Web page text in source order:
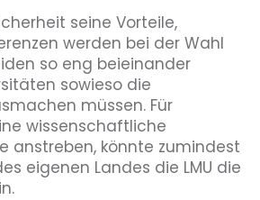
seine Vorteile,
werden bei der Wahl
so eng beieinander
sowieso die
müssen. Für
wissenschaftliche
anstreben, könnte zumindest
eigenen Landes die LMU die